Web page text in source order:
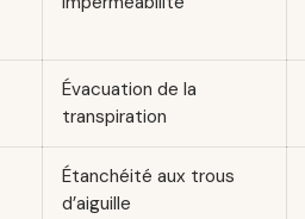
Évacuation de la
transpiration
Étanchéité aux trous
d’aiguille